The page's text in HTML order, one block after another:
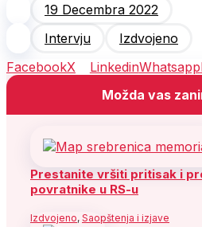
19 Decembra 2022
Intervju
Izdvojeno
FacebookX LinkedinWhatsapp
Možda vas
Prestanite vršiti pritisak i
povratnike u RS-u
Izdvojeno, Saopštenja i izjave